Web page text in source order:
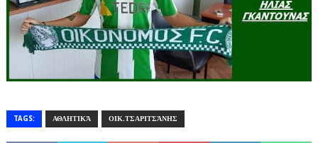
TAGS: ΑΘΛΗΤΙΚΆ ΟΙΚ.ΤΣΑΡΙΤΣΆΝΗΣ